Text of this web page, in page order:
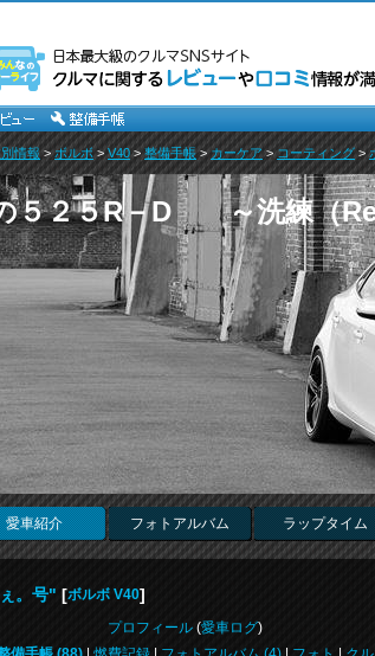
情報 >ボルボ>V40>整備手帳>カーケア> コーティング >
５２５R－D ～洗練（
愛車紹介 フォトアルバム ラップタイム
。号" [ボルボ V40]
プロフィール(愛車ログ)